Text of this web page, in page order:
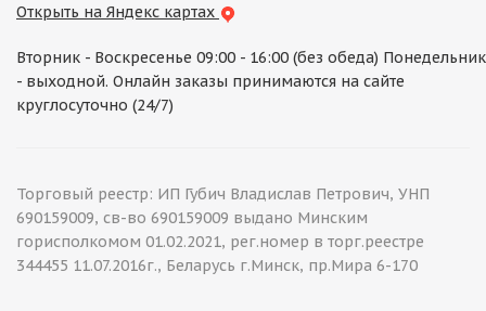
Открыть на Яндекс картах
Вторник - Воскресенье 09:00 - 16:00 (без обеда) Понедельник
- выходной. Онлайн заказы принимаются на сайте
круглосуточно (24/7)
Торговый реестр: ИП Губич Владислав Петрович, УНП
690159009, св-во 690159009 выдано Минским
горисполкомом 01.02.2021, рег.номер в торг.реестре
344455 11.07.2016г., Беларусь г.Минск, пр.Мира 6-170